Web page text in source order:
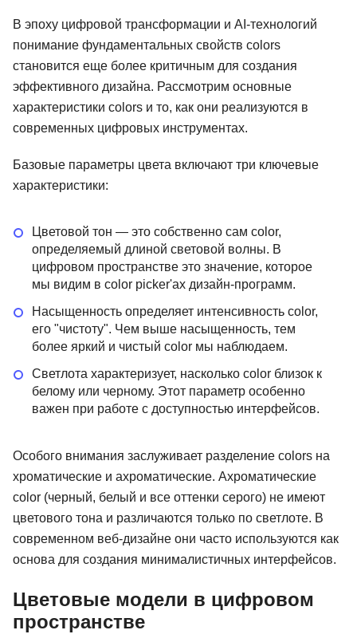
В эпоху цифровой трансформации и AI-технологий
понимание фундаментальных свойств colors
становится еще более критичным для создания
эффективного дизайна. Рассмотрим основные
характеристики colors и то, как они реализуются в
современных цифровых инструментах.
Базовые параметры цвета включают три ключевые
характеристики:
Цветовой тон — это собственно сам color,
определяемый длиной световой волны. В
цифровом пространстве это значение, которое
мы видим в color picker'ах дизайн-программ.
Насыщенность определяет интенсивность color,
его "чистоту". Чем выше насыщенность, тем
более яркий и чистый color мы наблюдаем.
Светлота характеризует, насколько color близок к
белому или черному. Этот параметр особенно
важен при работе с доступностью интерфейсов.
Особого внимания заслуживает разделение colors на
хроматические и ахроматические. Ахроматические
color (черный, белый и все оттенки серого) не имеют
цветового тона и различаются только по светлоте. В
современном веб-дизайне они часто используются как
основа для создания минималистичных интерфейсов.
Цветовые модели в цифровом
пространстве